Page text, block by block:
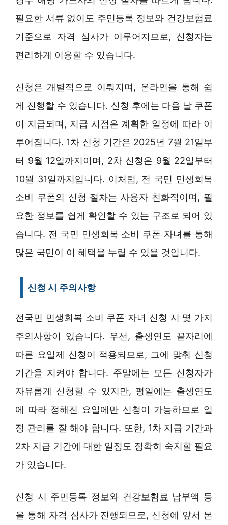
필요한 서류 없이도 주민등록 정보와 건강보험료
기준으로 자격 심사가 이루어지므로, 신청자는
편리하게 이용할 수 있습니다.
신청은 개별적으로 이뤄지며, 온라인을 통해 쉽
게 진행할 수 있습니다. 신청 후에는 다음 날 쿠폰
이 지급되며, 지급 시점은 계획한 일정에 따라 이
루어집니다. 1차 신청 기간은 2025년 7월 21일부
터 9월 12일까지이며, 2차 신청은 9월 22일부터
10월 31일까지입니다. 이처럼, 전 국민 민생회복
소비 쿠폰의 신청 절차는 사용자 친화적이며, 필
요한 정보를 쉽게 확인할 수 있는 구조로 되어 있
습니다. 전 국민 민생회복 소비 쿠폰 자녀를 통해
많은 국민이 이 혜택을 누릴 수 있을 것입니다.
신청 시 주의사항
전국민 민생회복 소비 쿠폰 자녀 신청 시 몇 가지
주의사항이 있습니다. 우선, 출생연도 끝자리에
따른 요일제 신청이 적용되므로, 그에 맞춰 신청
기간을 지켜야 합니다. 주말에는 모든 신청자가
자유롭게 신청할 수 있지만, 평일에는 출생연도
에 따라 정해진 요일에만 신청이 가능하므로 일
정 관리를 잘 해야 합니다. 또한, 1차 지급 기간과
2차 지급 기간에 대한 일정도 정확히 숙지할 필요
가 있습니다.
신청 시 주민등록 정보와 건강보험료 납부액 등
을 통해 자격 심사가 진행되므로, 신청에 앞서 본